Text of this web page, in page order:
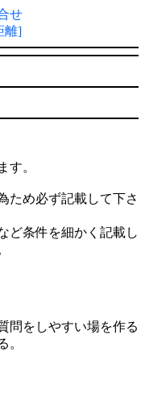
せ
離]
す。
ため必ず記載して下さ
ど条件を細かく記載し
問をしやすい場を作る
。